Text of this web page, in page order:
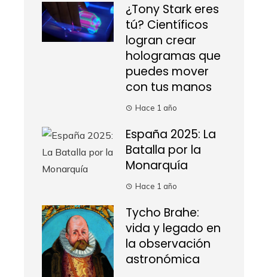
¿Tony Stark eres
tú? Científicos
logran crear
hologramas que
puedes mover
con tus manos
Hace 1 año
España 2025: La
Batalla por la
Monarquía
Hace 1 año
Tycho Brahe:
vida y legado en
la observación
astronómica